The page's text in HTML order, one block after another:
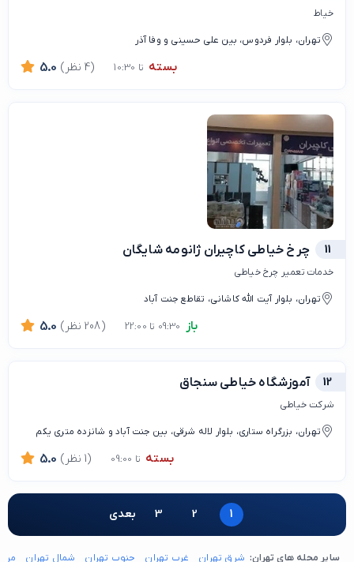
خیاط
تهران، بلوار فردوس، بین علی حسینی و وفا آذر
بسته تا 10:30 5.0 (4 نظر)
11 چرخ خیاطی کاچیران ژانومه شایگان
خدمات تعمیر چرخ خیاطی
تهران، بلوار آیت الله کاشانی، تقاطع جنت آباد
باز 5.0 (208 نظر)
12 آموزشگاه خیاطی سنجاق
شرکت خیاطی
تهران، بزرگراه ستاری، بلوار لاله شرقی، بین جنت آباد و شانزده متری یکم
بسته تا 09:00 5.0 (1 نظر)
1
2
3 بعدی
سایر محله های تهران: شرق تهران غرب تهران جنوب تهران شمال تهران